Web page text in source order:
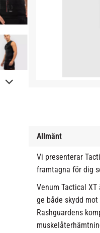
Allmänt
Vi presenterar
framtagna för dig
Venum Tactical
ge både skydd
Rashguardens